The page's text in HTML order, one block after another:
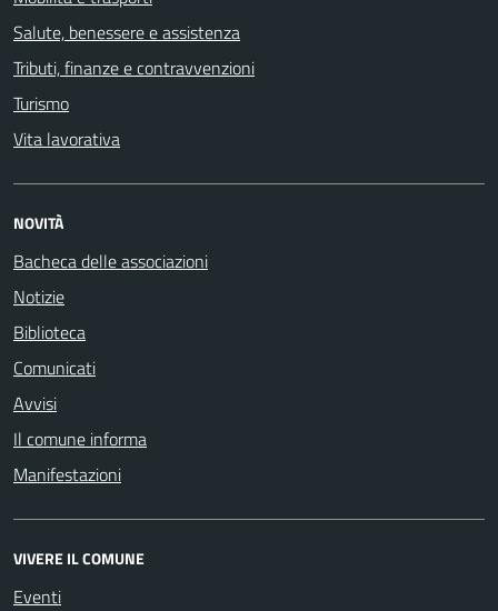
Salute, benessere e assistenza
Tributi, finanze e contravvenzioni
Turismo
Vita lavorativa
NOVITÀ
Bacheca delle associazioni
Notizie
Biblioteca
Comunicati
Avvisi
Il comune informa
Manifestazioni
VIVERE IL COMUNE
Eventi